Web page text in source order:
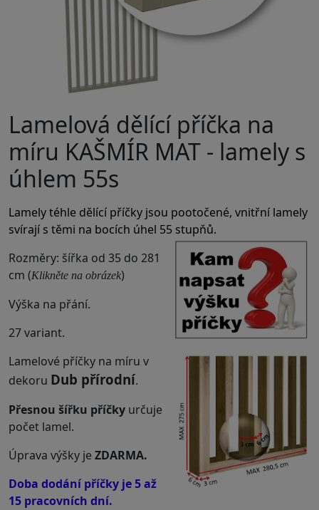
Lamelová dělící příčka na
míru KAŠMÍR MAT - lamely s
úhlem 55s
Lamely téhle dělící příčky jsou pootočené, vnitřní lamely
svírají s těmi na bocích úhel 55 stupňů.
Rozměry: šířka od 35 do 281
cm (Klikněte na obrázek)
Výška na přání.
27 variant.
Lamelové příčky na míru v
dekoru Dub přírodní.
Přesnou šířku příčky určuje
počet lamel.
Úprava výšky je ZDARMA.
Doba dodání příčky je 5 až
15 pracovních dní.